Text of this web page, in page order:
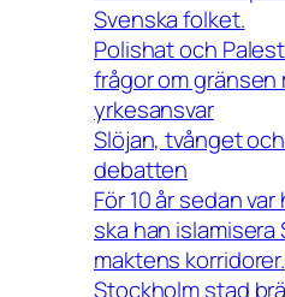
Svenska folket.
Polishat och
frågor om
yrkesansvar
Slöjan, tvånget
debatten
För 10 år sedan
ska han islamisera
maktens korridorer.
Stockholm stad